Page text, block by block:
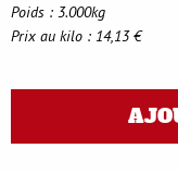
Poids : 3.000kg
Prix au kilo : 14,13 €